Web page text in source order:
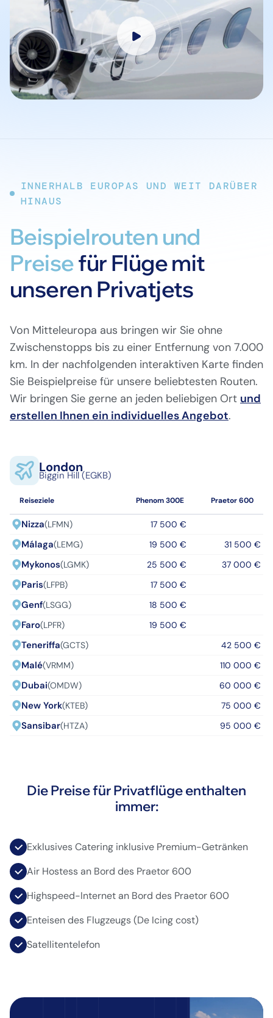
INNERHALB EUROPAS UND WEIT DARÜBER
HINAUS
Beispielrouten und
Preisefür Flüge mit
unseren Privatjets
Von Mitteleuropa aus bringen wir Sie ohne
Zwischenstopps bis zu einer Entfernung von 7.000
km. In der nachfolgenden interaktiven Karte finden
Sie Beispielpreise für unsere beliebtesten Routen.
Wir bringen Sie gerne an jeden beliebigen Ort und
erstellen Ihnen ein individuelles Angebot.
London
London
Biggin Hill (EGKB)
Reiseziele Phenom 300E Praetor 600
Nizza(LFMN) 17 500 €
Málaga(LEMG) 19 500 € 31 500 €
Mykonos(LGMK) 25 500 € 37 000 €
Paris(LFPB) 17 500 €
Genf(LSGG) 18 500 €
Faro(LPFR) 19 500 €
Teneriffa(GCTS) 42 500 €
Malé(VRMM) 110 000 €
Dubai(OMDW) 60 000 €
New York(KTEB) 75 000 €
Sansibar(HTZA) 95 000 €
Die Preise für Privatflüge enthalten
immer:
Exklusives Catering inklusive Premium-Getränken
Air Hostess an Bord des Praetor 600
Highspeed-Internet an Bord des Praetor 600
Enteisen des Flugzeugs (De Icing cost)
Satellitentelefon